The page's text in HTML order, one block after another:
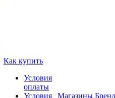
Как купить
Условия
оплаты
Условия
Магазины